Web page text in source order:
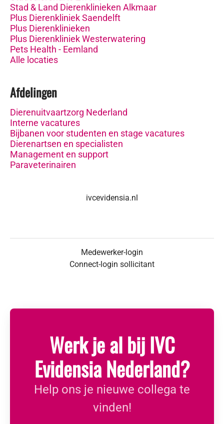
Stad & Land Dierenklinieken Alkmaar
Plus Dierenkliniek Saendelft
Plus Dierenklinieken
Plus Dierenkliniek Westerwatering
Pets Health - Eemland
Alle locaties
Afdelingen
Dierenuitvaartzorg Nederland
Interne vacatures
Bijbanen voor studenten en stage vacatures
Dierenartsen en specialisten
Management en support
Paraveterinairen
ivcevidensia.nl
Medewerker-login
Connect-login sollicitant
Werk je al bij IVC
Evidensia Nederland?
Help ons je nieuwe collega te
vinden!